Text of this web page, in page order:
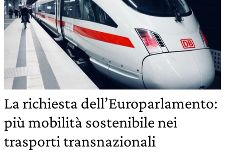
La richiesta dell’Europarlamento:
più mobilità sostenibile nei
trasporti transnazionali